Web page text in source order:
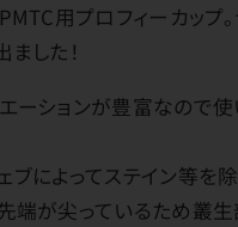
用プロフィーカップ
ました！
ーションが豊富なので
ブによってステイン等を
端が尖っているため叢